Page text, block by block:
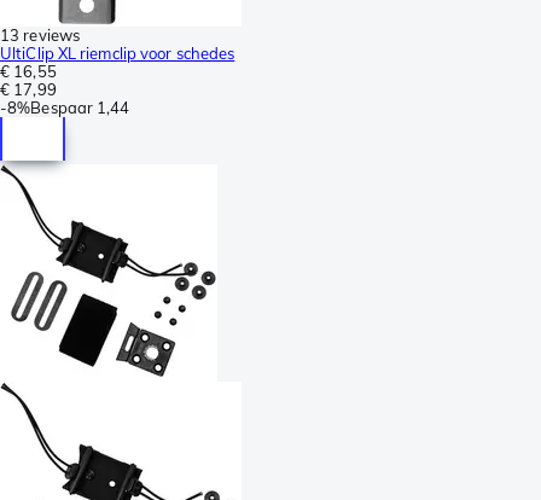
13 reviews
UltiClip XL riemclip voor schedes
€ 16,55
€ 17,99
-8%Bespaar 1,44